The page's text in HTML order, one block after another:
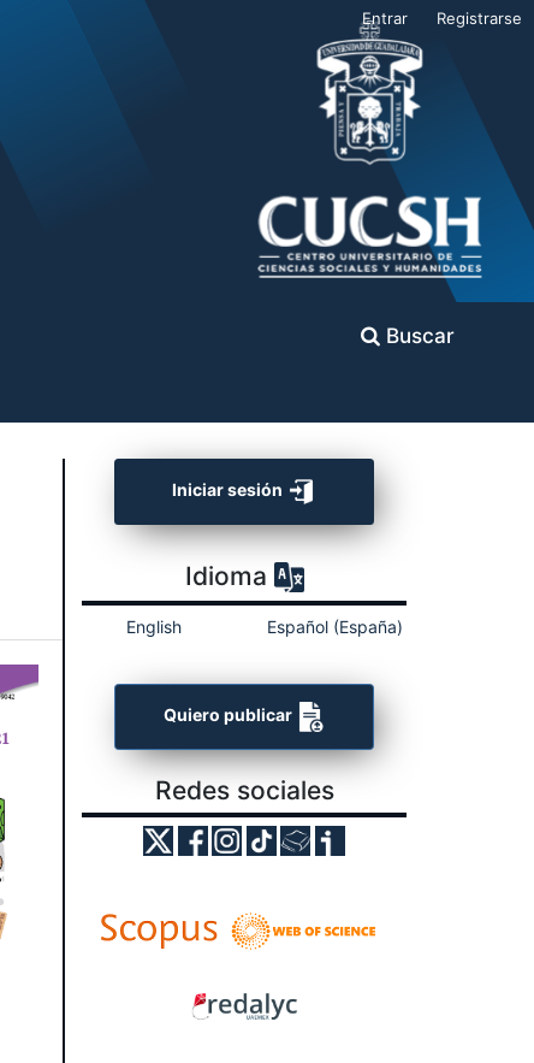
Buscar
Entrar Registrarse
Iniciar sesión
Idioma
English Español (España)
Quiero publicar
Redes sociales